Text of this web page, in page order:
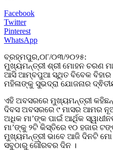
Facebook
Twitter
Pinterest
WhatsApp
ବ୍ରହ୍ମପୁର,୦୮/୦୩/୨୦୨୫:
ମୁଖ୍ୟମନ୍ତ୍ରୀ ଶ୍ରୀ ମୋହନ ଚରଣ
ଆସି ଆମ୍ବପୁଆ ସ୍ଥିତ ବିବେକ ବିହାର
ମହିଳାଙ୍କୁ ସୁଭଦ୍ରା ଯୋଜନାର
ଏହି ଅବସରରେ ମୁଖ୍ୟମନ୍ତ୍ରୀ
ଦିବସ ଅବସରରେ ୯ ମାସର ଆମର
ଅଧିକ ମା’ଙ୍କ ପାଇଁ ଆର୍ଥିକ
ମା’ଙ୍କୁ ୨ଟି କିସ୍ତିରେ ୧୦ ହଜାର
ମୁଖ୍ୟମନ୍ତ୍ରୀ ଭାବେ ଆଜି ଦିନଟି
ସବୁଠାରୁ ଗୌରବର ଦିନ ।